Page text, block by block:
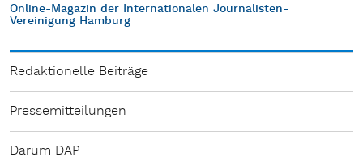
Online-Magazin der Internationalen Journalisten-
Vereinigung Hamburg
Redaktionelle Beiträge
Pressemitteilungen
Darum DAP